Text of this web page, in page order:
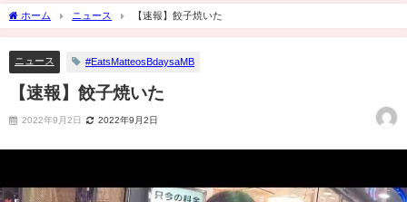
ホーム ニュース 【速報】餃子焼いた
ニュース #EatsMatteosBdaysaMB
【速報】餃子焼いた
2022年9月2日 2022年9月2日